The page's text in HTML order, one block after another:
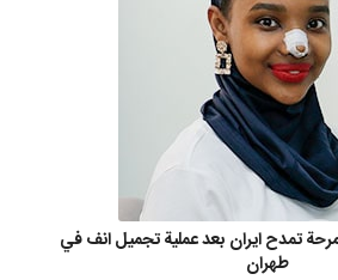
تمدح ايران بعد عملية تجميل انف في
طهران